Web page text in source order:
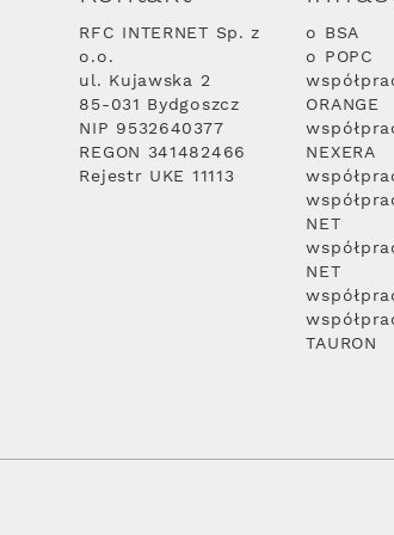
RFC INTERNET Sp. z
o.o.
ul. Kujawska 2
85-031 Bydgoszcz
NIP 9532640377
REGON 341482466
Rejestr UKE 11113
o BSA
o POPC
ORANGE
NEXERA
NET
NET
TAURON